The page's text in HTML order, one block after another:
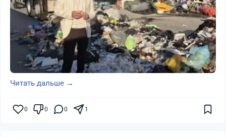
Читать дальше →
0 0 0 1